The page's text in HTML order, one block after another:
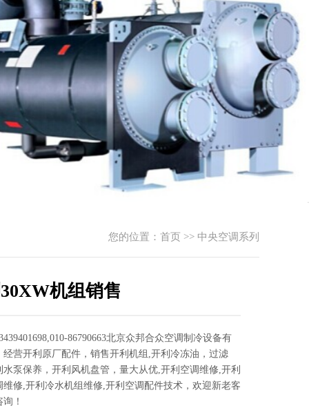
您的位置： 首页 >> 中央空调系列
机组销售
86790663北京众邦合众空调制冷设备有
经营开利原厂配件，销售开利机组,开利冷冻油，过滤
水泵保养，开利风机盘管，量大从优,开利空调维修,开利
维修,开利冷水机组维修,开利空调配件技术，欢迎新老客
！